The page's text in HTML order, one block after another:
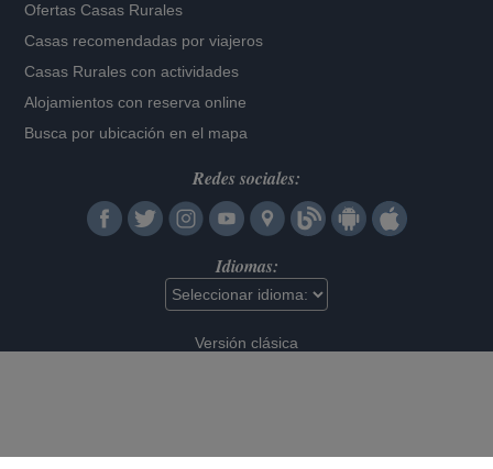
Ofertas Casas Rurales
Casas recomendadas por viajeros
Casas Rurales con actividades
Alojamientos con reserva online
Busca por ubicación en el mapa
Redes sociales:
Idiomas:
Versión clásica